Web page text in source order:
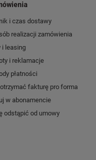
i czas dostawy
realizacji zamówienia
i leasing
i reklamacje
płatności
fakturę pro forma
w abonamencie
odstąpić od umowy